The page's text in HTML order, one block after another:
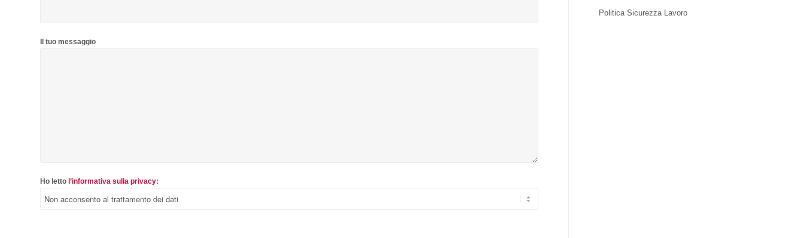
Il tuo messaggio
Ho letto l’informativa sulla privacy:
Politica Sicurezza Lavoro